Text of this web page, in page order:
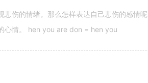
伤的情绪。那么怎样表达自己悲伤的感情
心情。 hen you are don = hen you